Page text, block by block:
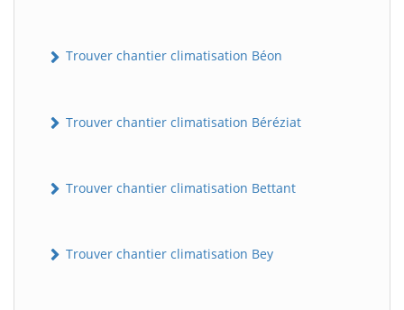
Trouver chantier climatisation Béon
Trouver chantier climatisation Béréziat
Trouver chantier climatisation Bettant
Trouver chantier climatisation Bey